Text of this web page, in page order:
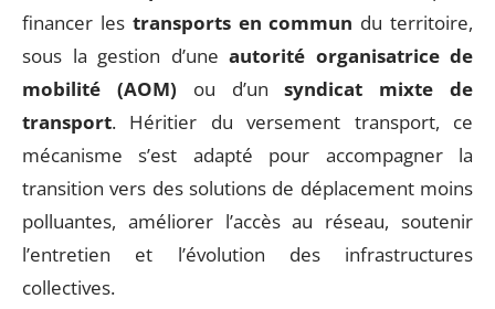
financer les transports en commun du territoire,
sous la gestion d’une autorité organisatrice de
mobilité (AOM) ou d’unsyndicat mixte de
transport. Héritier du versement transport, ce
mécanisme s’est adapté pour accompagner la
transition vers des solutions de déplacement moins
polluantes, améliorer l’accès au réseau, soutenir
l’entretien et l’évolution des infrastructures
collectives.